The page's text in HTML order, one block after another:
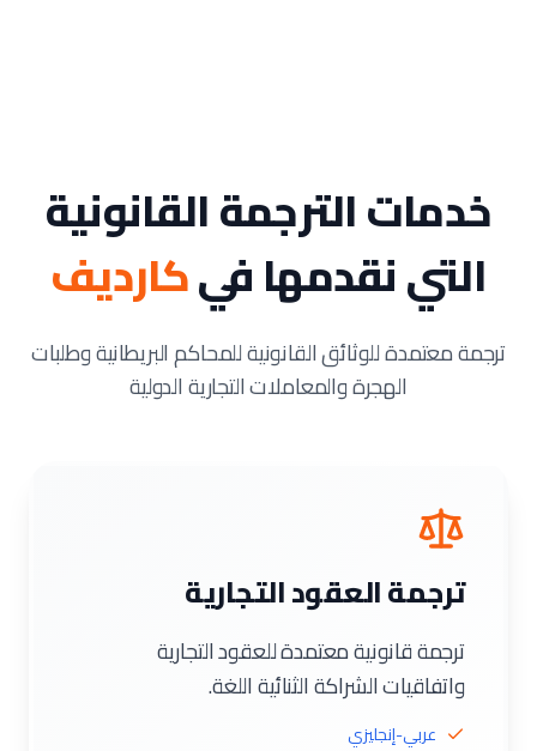
خدمات الترجمة القانونية
التي نقدمها فيكارديف
ترجمة معتمدة للوثائق القانونية للمحاكم البريطانية وطلبات
الهجرة والمعاملات التجارية الدولية
ترجمة العقود التجارية
ترجمة قانونية معتمدة للعقود التجارية
واتفاقيات الشراكة الثنائية اللغة.
عربي-إنجليزي